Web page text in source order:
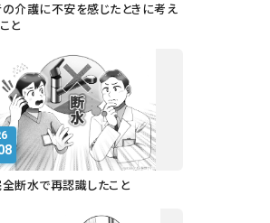
介護に不安を感じたときに考え
と
断水で再認識したこと